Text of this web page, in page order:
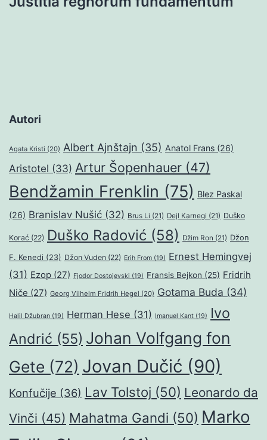
Autori
Agata Kristi (20) Albert Ajnštajn (35) Anatol Frans (26)
Aristotel (33) Artur Šopenhauer (47)
Bendžamin Frenklin (75) Blez Paskal
(26) Branislav Nušić (32) Brus Li (21) Dejl Karnegi (21) Duško
Korać (22) Duško Radović (58) Džim Ron (21) Džon
F. Kenedi (23) Džon Vuden (22) Erih From (19) Ernest Hemingvej
(31) Ezop (27) Fjodor Dostojevski (19) Fransis Bejkon (25) Fridrih
Niče (27) Georg Vilhelm Fridrih Hegel (20) Gotama Buda (34)
Halil Džubran (19) Herman Hese (31) Imanuel Kant (19)
Ivo
Andrić (55) Johan Volfgang fon
Gete (72) Jovan Dučić (90)
Konfučije (36) Lav Tolstoj (50) Leonardo da
Vinči (45) Mahatma Gandi (50) Marko